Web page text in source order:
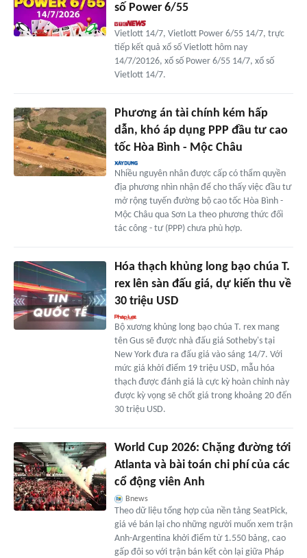
số Power 6/55
Vietlott 14/7, Vietlott Power 6/55 14/7, trực
tiếp kết quả xổ số Vietlott hôm nay
14/7/20126, xổ số Power 6/55 14/7, xổ số
Vietlott 14/7.
Phương án tài chính kém hấp
dẫn, khó áp dụng PPP đầu tư cao
tốc Hòa Bình - Mộc Châu
Nhiều nguyên nhân được cấp có thẩm quyền
địa phương nhìn nhận để cho thấy việc đầu tư
mở rộng tuyến đường bộ cao tốc Hòa Bình -
Mộc Châu qua Sơn La theo phương thức đối
tác công - tư (PPP) chưa phù hợp.
Hóa thạch khủng long bạo chúa T.
rex lên sàn đấu giá, dự kiến thu về
30 triệu USD
Bộ xương khủng long bạo chúa T. rex mang
tên Gus sẽ được nhà đấu giá Sotheby's tại
New York đưa ra đấu giá vào sáng 14/7. Với
mức giá khởi điểm 19 triệu USD, mẫu hóa
thạch được đánh giá là cực kỳ hoàn chỉnh này
được kỳ vọng sẽ chốt giá trong khoảng 20 đến
30 triệu USD.
World Cup 2026: Chặng đường tới
Atlanta và bài toán chi phí của các
cổ động viên Anh
Bnews
Theo dữ liệu tổng hợp của nền tảng SeatPick,
giá vé bán lại cho những người muốn xem trận
Anh-Argentina khởi điểm từ 1.550 bảng, cao
gấp đôi so với trận bán kết còn lại giữa Pháp